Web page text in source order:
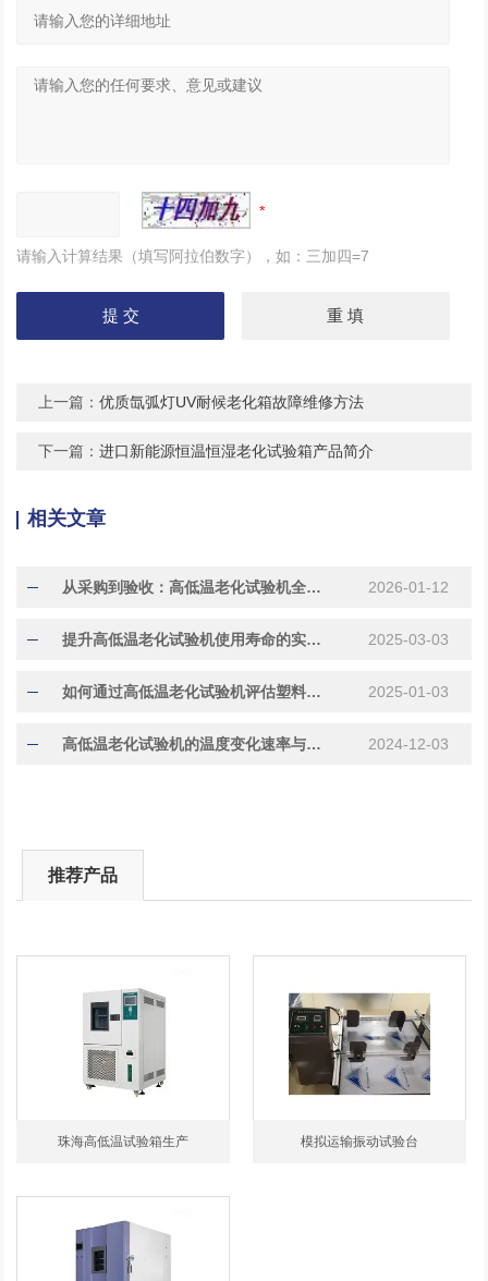
请输入计算结果（填写阿拉伯数字），如：三加四=7
上一篇：优质氙弧灯UV耐候老化箱故障维修方法
下一篇：进口新能源恒温恒湿老化试验箱产品简介
相关文章
从采购到验收：高低温老化试验机全流程使用指南 2026-01-12
提升高低温老化试验机使用寿命的实用技巧与方法 2025-03-03
如何通过高低温老化试验机评估塑料材料的耐久性? 2025-01-03
高低温老化试验机的温度变化速率与样品寿命关系研究 2024-12-03
推荐产品
珠海高低温试验箱生产 模拟运输振动试验台